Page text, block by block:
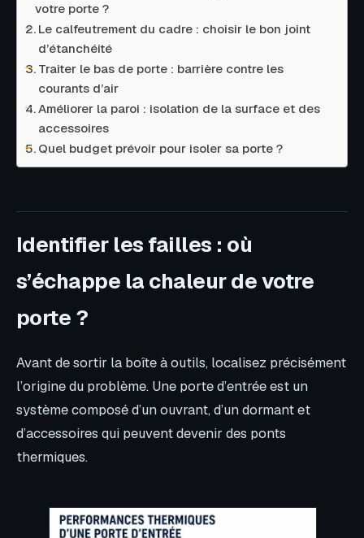
votre porte ?
Le calfeutrement du cadre : choisir le bon joint
d’étanchéité
Traiter le bas de porte : barrière contre les
courants d’air
Améliorer la paroi : isolation de la surface et des
accessoires
Quel budget prévoir pour isoler sa porte ?
Identifier les failles : où
s’échappe la chaleur de votre
porte ?
Avant de sortir la boîte à outils, localisez précisément
l’origine du problème. Une porte d’entrée est un
système composé d’un ouvrant, d’un dormant et
d’accessoires qui peuvent devenir des ponts
thermiques.